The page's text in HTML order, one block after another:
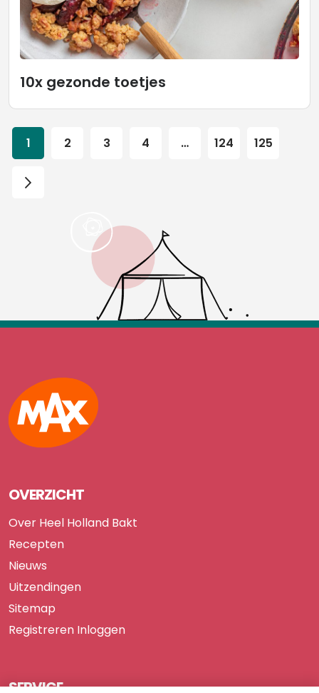
10x gezonde toetjes
1 2 3 4 … 124 125
Max
OVERZICHT
Over Heel Holland Bakt
Recepten
Nieuws
Uitzendingen
Sitemap
Registreren Inloggen
SERVICE